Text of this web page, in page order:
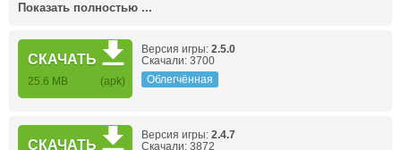
Показать полностью ...
СКАЧАТЬ
25.6 MB (apk)
Версия игры: 2.5.0
Скачали: 3700
Облегчённая
СКАЧАТЬ
Версия игры: 2.4.7
Скачали: 3872